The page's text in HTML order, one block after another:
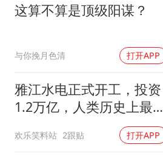
这算不算是顶级阳谋？
与你挽月色清 打开APP
雅江水电正式开工，投资
1.2万亿，人类历史上最大
欢乐笑料站 2跟贴 打开APP